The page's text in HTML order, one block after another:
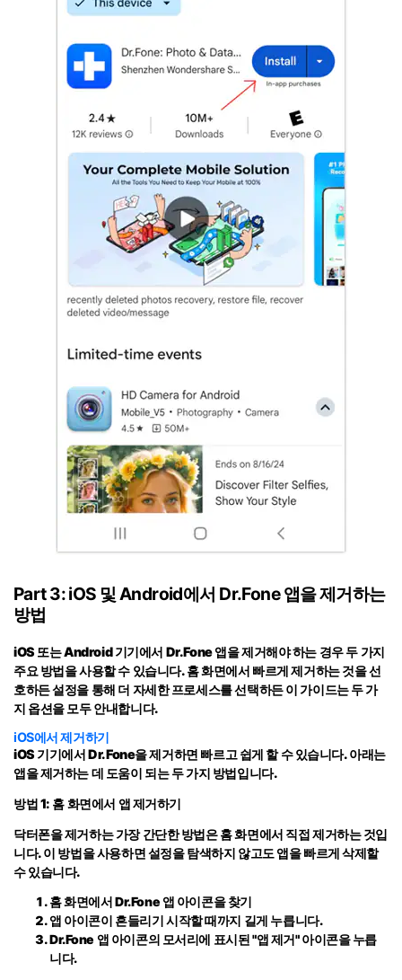
Part 3: iOS 및 Android에서 Dr.Fone 앱을 제거하는
방법
iOS 또는 Android 기기에서 Dr.Fone 앱을 제거해야 하는 경우 두 가지
주요 방법을 사용할 수 있습니다. 홈 화면에서 빠르게 제거하는 것을 선
호하든 설정을 통해 더 자세한 프로세스를 선택하든 이 가이드는 두 가
지 옵션을 모두 안내합니다.
iOS에서 제거하기
iOS 기기에서 Dr.Fone을 제거하면 빠르고 쉽게 할 수 있습니다. 아래는
앱을 제거하는 데 도움이 되는 두 가지 방법입니다.
방법 1: 홈 화면에서 앱 제거하기
닥터폰을 제거하는 가장 간단한 방법은 홈 화면에서 직접 제거하는 것입
니다. 이 방법을 사용하면 설정을 탐색하지 않고도 앱을 빠르게 삭제할
수 있습니다.
홈 화면에서 Dr.Fone 앱 아이콘을 찾기
앱 아이콘이 흔들리기 시작할 때까지 길게 누릅니다.
Dr.Fone 앱 아이콘의 모서리에 표시된"앱 제거"아이콘을 누릅
니다.